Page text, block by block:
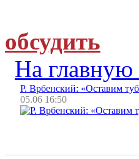
обсудить
На главную
Р. Врбенский: «Оставим
05.06 16:50